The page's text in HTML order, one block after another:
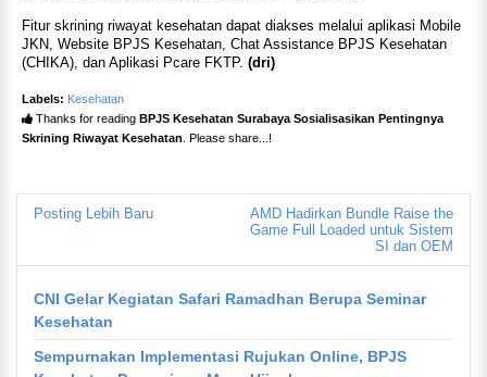
Fitur skrining riwayat kesehatan dapat diakses melalui aplikasi Mobile
JKN, Website BPJS Kesehatan, Chat Assistance BPJS Kesehatan
(CHIKA), dan Aplikasi Pcare FKTP. (dri)
Labels: Kesehatan
Thanks for reading BPJS Kesehatan Surabaya Sosialisasikan Pentingnya
Skrining Riwayat Kesehatan . Please share...!
Posting Lebih Baru
AMD Hadirkan Bundle Raise the
Game Full Loaded untuk Sistem
SI dan OEM
CNI Gelar Kegiatan Safari Ramadhan Berupa Seminar
Kesehatan
Sempurnakan Implementasi Rujukan Online, BPJS